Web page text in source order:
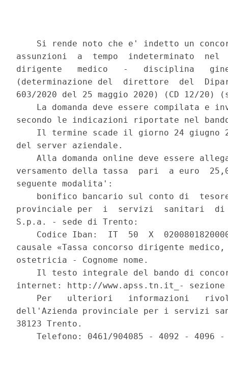
Si rende noto che e' indetto un
assunzioni  a  tempo  indeterminato
dirigente   medico   -   disciplina
(determinazione del  direttore  del
603/2020 del 25 maggio 2020) (CD 12/20)
La domanda deve essere compilata e
secondo le indicazioni riportate nel
Il termine scade il giorno 24 giugno
del server aziendale.
Alla domanda online deve essere
versamento della tassa  pari  a euro
seguente modalita':
bonifico bancario sul conto di
provinciale per  i  servizi  sanitari  di
S.p.a. - sede di Trento:
Codice Iban:  IT  50  X
causale «Tassa concorso dirigente
ostetricia - Cognome nome.
Il testo integrale del bando di
internet: http://www.apss.tn.it_-
Per   ulteriori   informazioni
dell'Azienda provinciale per i servizi
38123 Trento.
Telefono: 0461/904085 - 4092 - 4096